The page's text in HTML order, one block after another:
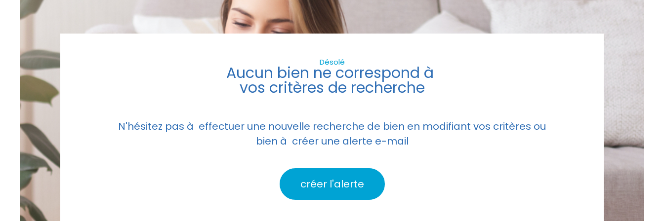
Désolé
Aucun bien ne correspond à
vos critères de recherche
N'hésitez pas à effectuer une nouvelle recherche de bien en modifiant vos critères ou
bien à créer une alerte e-mail
créer l'alerte